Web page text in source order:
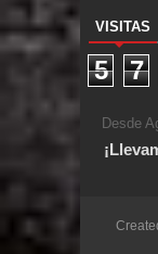
VISITAS
5 7
Desde